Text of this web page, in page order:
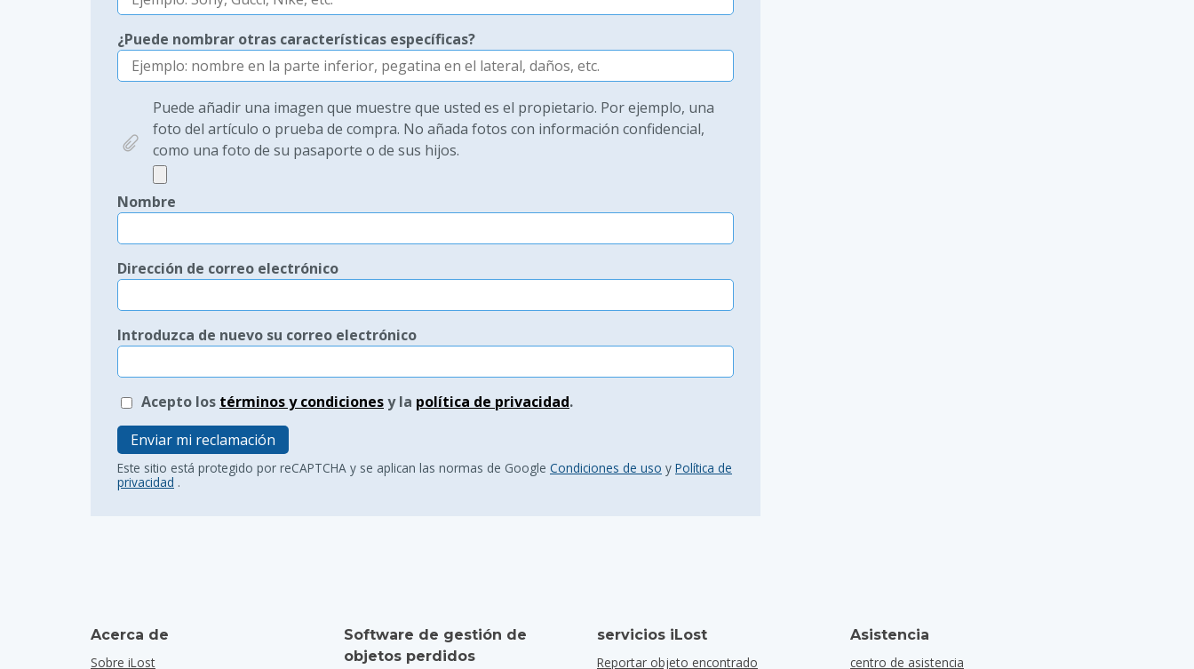
¿Puede nombrar otras características específicas?
Puede añadir una imagen que muestre que usted es el propietario. Por ejemplo, una
foto del artículo o prueba de compra. No añada fotos con información confidencial,
como una foto de su pasaporte o de sus hijos.
Nombre
Dirección de correo electrónico
Introduzca de nuevo su correo electrónico
Acepto los términos y condicionesy la política de privacidad.
Enviar mi reclamación
Este sitio está protegido por reCAPTCHA y se aplican las normas de Google Condiciones de uso y Política de
privacidad .
Acerca de
Sobre iLost
Software de gestión de
objetos perdidos
servicios iLost
Reportar objeto encontrado
Asistencia
centro de asistencia